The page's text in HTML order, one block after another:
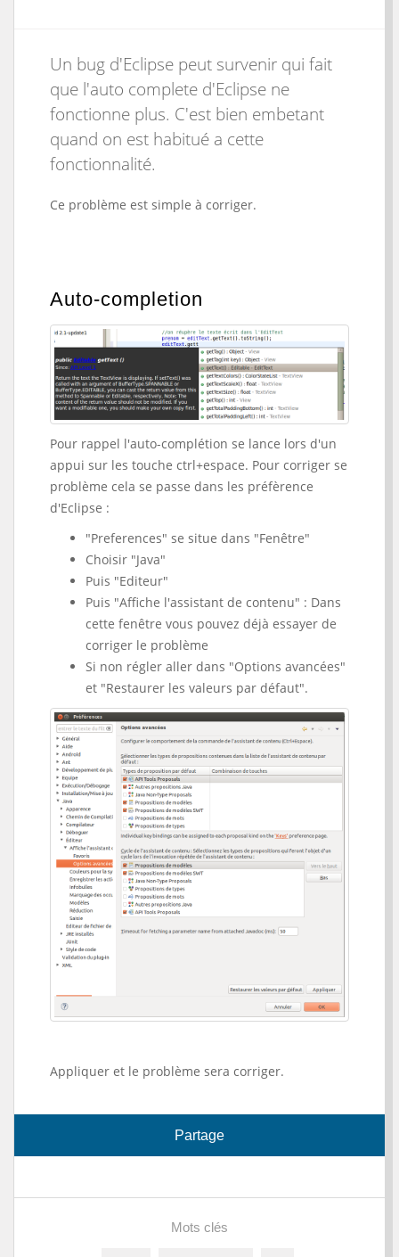
Un bug d'Eclipse peut survenir qui fait
que l'auto complete d'Eclipse ne
fonctionne plus. C'est bien embetant
quand on est habitué a cette
fonctionnalité.
Ce problème est simple à corriger.
Auto-completion
Pour rappel l'auto-complétion se lance lors d'un
appui sur les touche ctrl+espace. Pour corriger se
problème cela se passe dans les préfèrence
d'Eclipse :
"Preferences" se situe dans "Fenêtre"
Choisir "Java"
Puis "Editeur"
Puis "Affiche l'assistant de contenu" : Dans
cette fenêtre vous pouvez déjà essayer de
corriger le problème
Si non régler aller dans "Options avancées"
et "Restaurer les valeurs par défaut".
Appliquer et le problème sera corriger.
Partage
Mots clés